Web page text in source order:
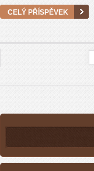
CELÝ PŘÍSPĚVEK